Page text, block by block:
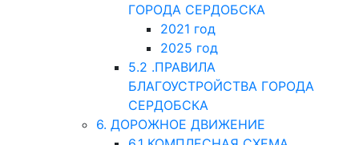
ГОРОДА СЕРДОБСКА
2021 год
2025 год
5.2 .ПРАВИЛА
БЛАГОУСТРОЙСТВА ГОРОДА
СЕРДОБСКА
6. ДОРОЖНОЕ ДВИЖЕНИЕ